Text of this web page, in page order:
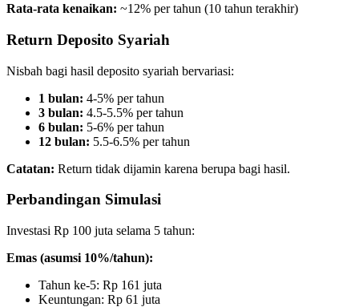
Rata-rata kenaikan: ~12% per tahun (10 tahun terakhir)
Return Deposito Syariah
Nisbah bagi hasil deposito syariah bervariasi:
1 bulan: 4-5% per tahun
3 bulan: 4.5-5.5% per tahun
6 bulan: 5-6% per tahun
12 bulan: 5.5-6.5% per tahun
Catatan: Return tidak dijamin karena berupa bagi hasil.
Perbandingan Simulasi
Investasi Rp 100 juta selama 5 tahun:
Emas (asumsi 10%/tahun):
Tahun ke-5: Rp 161 juta
Keuntungan: Rp 61 juta